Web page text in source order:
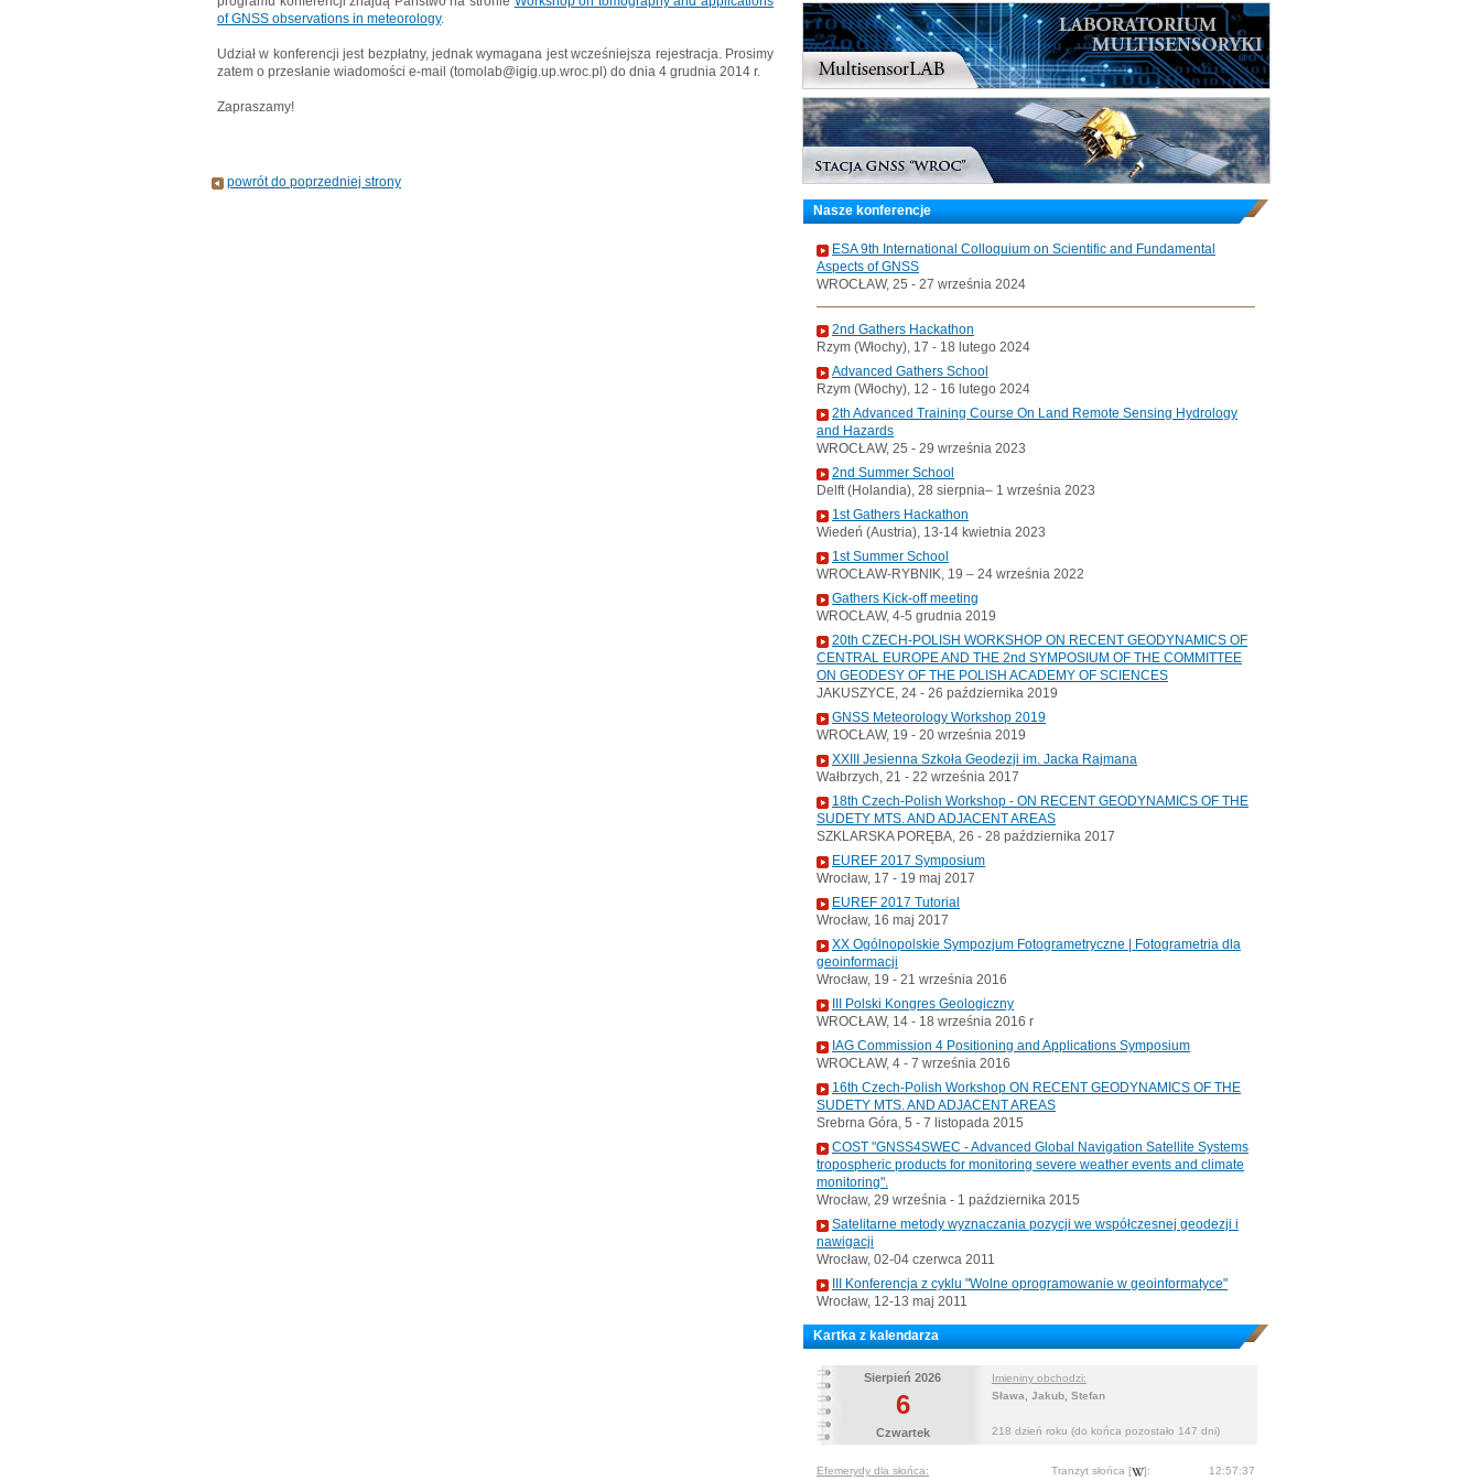
of GNSS observations in meteorology.
Udział w konferencji jest bezpłatny, jednak wymagana jest wcześniejsza rejestracja. Prosimy
zatem o przesłanie wiadomości e-mail (tomolab@igig.up.wroc.pl) do dnia 4 grudnia 2014 r.
Zapraszamy!
powrót do poprzedniej strony
Nasze konferencje
ESA 9th International Colloquium on Scientific and Fundamental
Aspects of GNSS
WROCŁAW, 25 - 27 września 2024
2nd Gathers Hackathon
Rzym (Włochy), 17 - 18 lutego 2024
Advanced Gathers School
Rzym (Włochy), 12 - 16 lutego 2024
2th Advanced Training Course On Land Remote Sensing Hydrology
and Hazards
WROCŁAW, 25 - 29 września 2023
2nd Summer School
Delft (Holandia), 28 sierpnia– 1 września 2023
1st Gathers Hackathon
Wiedeń (Austria), 13-14 kwietnia 2023
1st Summer School
WROCŁAW-RYBNIK, 19 – 24 września 2022
Gathers Kick-off meeting
WROCŁAW, 4-5 grudnia 2019
20th CZECH-POLISH WORKSHOP ON RECENT GEODYNAMICS OF
CENTRAL EUROPE AND THE 2nd SYMPOSIUM OF THE COMMITTEE
ON GEODESY OF THE POLISH ACADEMY OF SCIENCES
JAKUSZYCE, 24 - 26 października 2019
GNSS Meteorology Workshop 2019
WROCŁAW, 19 - 20 września 2019
XXIII Jesienna Szkoła Geodezji im. Jacka Rajmana
Wałbrzych, 21 - 22 września 2017
18th Czech-Polish Workshop - ON RECENT GEODYNAMICS OF THE
SUDETY MTS. AND ADJACENT AREAS
SZKLARSKA PORĘBA, 26 - 28 października 2017
EUREF 2017 Symposium
Wrocław, 17 - 19 maj 2017
EUREF 2017 Tutorial
Wrocław, 16 maj 2017
XX Ogólnopolskie Sympozjum Fotogrametryczne | Fotogrametria dla
geoinformacji
Wrocław, 19 - 21 września 2016
III Polski Kongres Geologiczny
WROCŁAW, 14 - 18 września 2016 r
IAG Commission 4 Positioning and Applications Symposium
WROCŁAW, 4 - 7 września 2016
16th Czech-Polish Workshop ON RECENT GEODYNAMICS OF THE
SUDETY MTS. AND ADJACENT AREAS
Srebrna Góra, 5 - 7 listopada 2015
COST "GNSS4SWEC - Advanced Global Navigation Satellite Systems
tropospheric products for monitoring severe weather events and climate
monitoring".
Wrocław, 29 września - 1 października 2015
Satelitarne metody wyznaczania pozycji we współczesnej geodezji i
nawigacji
Wrocław, 02-04 czerwca 2011
III Konferencja z cyklu "Wolne oprogramowanie w geoinformatyce"
Wrocław, 12-13 maj 2011
Kartka z kalendarza
Sierpień 2026
Imieniny obchodzi:
Sława, Jakub, Stefan
218 dzień roku (do końca pozostało 147 dni)
6
Czwartek
Efemerydy dla słońca: Tranzyt słońca [ ]: 12:57:37